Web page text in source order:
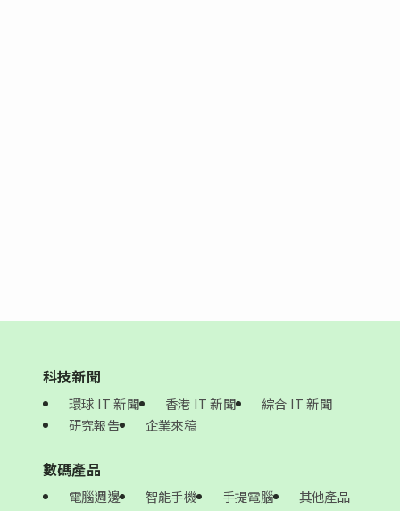
科技新聞
環球 IT 新聞 香港 IT 新聞
綜合 IT 新聞
研究報告
企業來稿
數碼產品
電腦週邊 智能手機 手提電腦 其他產品